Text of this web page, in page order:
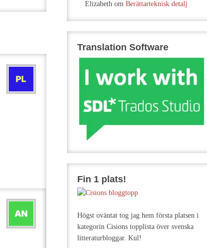
Elizabeth om Berättarteknisk detalj
Translation Software
Fin 1 plats!
Högst oväntat tog jag hem första platsen i
kategorin Cisions topplista över svenska
litteraturbloggar. Kul!